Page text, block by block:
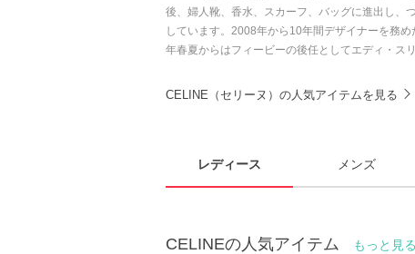
後、婦人靴、香水、スカーフ、バッグに進出し、
しています。2008年から10年間デザイナーを務
年春夏からはフィービーの後任としてエディ・ス
CELINE（セリーヌ）の人気アイテムを見る
レディース メンズ
CELINEの人気アイテム もっと見る